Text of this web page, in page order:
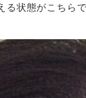
状態がこちら